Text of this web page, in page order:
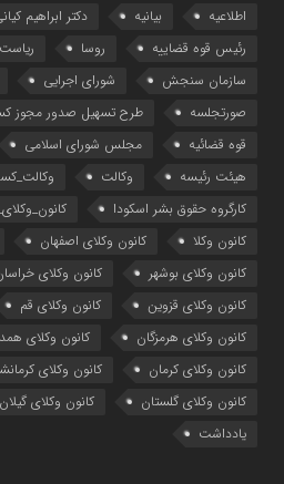
اطلاعیه
بیانیه دکتر ابراهیم
رئیس قوه قضاییه
روسا
سازمان سنجش
شورای اجرایی
صورتجلسه
طرح تسهیل صدور مجوز
قوه قضائیه
مجلس شورای اسلامی
هیئت رئیسه
وکالت
کارگروه حقوق بشر اسکودا
کانون وکلا
کانون وکلای اصفهان
کانون وکلای بوشهر
کانون وکلای
کانون وکلای قزوین
کانون وکلای قم
کانون وکلای هرمزگان
کانون وکلای
کانون وکلای کرمان
کانون وکلای
کانون وکلای گلستان
کانون وکلای گیلان
یادداشت